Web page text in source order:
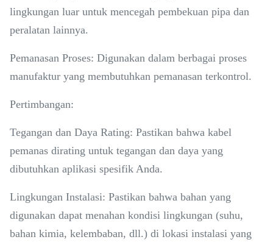
lingkungan luar untuk mencegah pembekuan pipa dan
peralatan lainnya.
Pemanasan Proses: Digunakan dalam berbagai proses
manufaktur yang membutuhkan pemanasan terkontrol.
Pertimbangan:
Tegangan dan Daya Rating: Pastikan bahwa kabel
pemanas dirating untuk tegangan dan daya yang
dibutuhkan aplikasi spesifik Anda.
Lingkungan Instalasi: Pastikan bahwa bahan yang
digunakan dapat menahan kondisi lingkungan (suhu,
bahan kimia, kelembaban, dll.) di lokasi instalasi yang